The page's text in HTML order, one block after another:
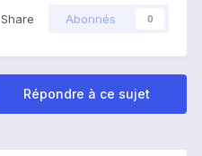
Share Abonnés 0
Répondre à ce sujet